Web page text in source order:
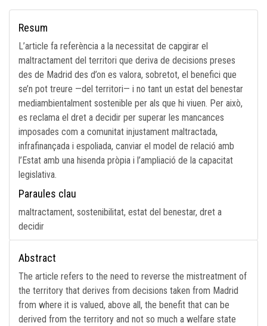
Resum
L’article fa referència a la necessitat de capgirar el
maltractament del territori que deriva de decisions preses
des de Madrid des d’on es valora, sobretot, el benefici que
se’n pot treure —del territori— i no tant un estat del benestar
mediambientalment sostenible per als que hi viuen. Per això,
es reclama el dret a decidir per superar les mancances
imposades com a comunitat injustament maltractada,
infrafinançada i espoliada, canviar el model de relació amb
l’Estat amb una hisenda pròpia i l’ampliació de la capacitat
legislativa.
Paraules clau
maltractament, sostenibilitat, estat del benestar, dret a
decidir
Abstract
The article refers to the need to reverse the mistreatment of
the territory that derives from decisions taken from Madrid
from where it is valued, above all, the benefit that can be
derived from the territory and not so much a welfare state